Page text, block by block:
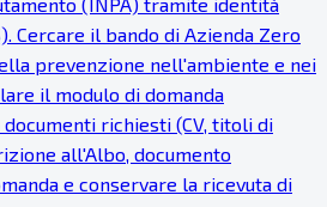
Cercare il bando di Azienda Zero
prevenzione nell'ambiente e nei
il modulo di domanda
richiesti (CV, titoli di
all'Albo, documento
e conservare la ricevuta di